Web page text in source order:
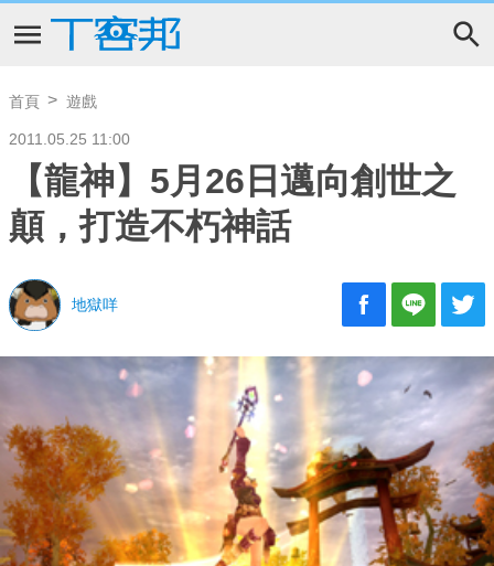
首頁 遊戲
2011.05.25 11:00
【龍神】5月26日邁向創世之
顛，打造不朽神話
地獄咩